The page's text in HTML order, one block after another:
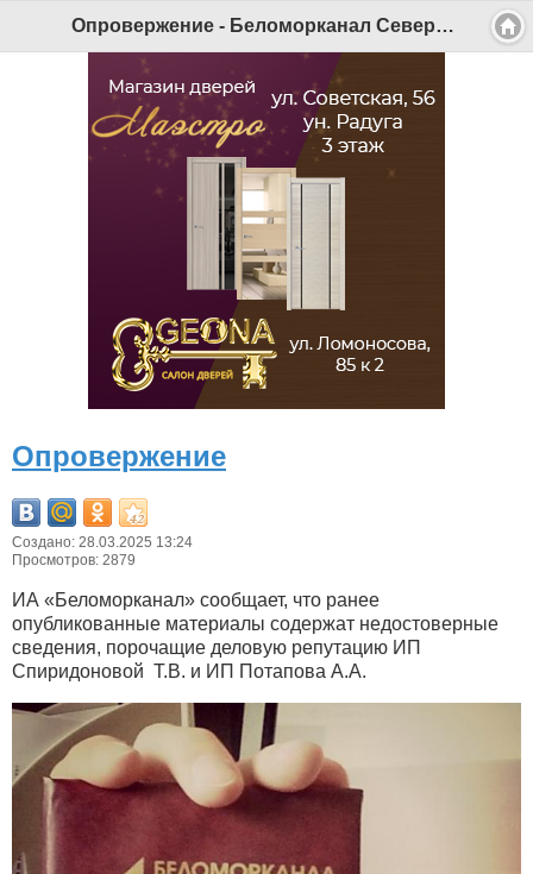
Опровержение - Беломорканал Северодвинск tv29.ru
Опровержение
Создано: 28.03.2025 13:24
Просмотров: 2879
ИА «Беломорканал» сообщает, что ранее
опубликованные материалы содержат недостоверные
сведения, порочащие деловую репутацию ИП
Спиридоновой Т.В. и ИП Потапова А.А.